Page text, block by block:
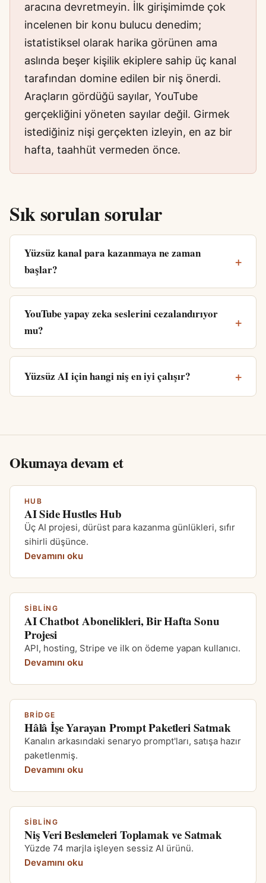
aracına devretmeyin. İlk girişimimde çok
incelenen bir konu bulucu denedim;
istatistiksel olarak harika görünen ama
aslında beşer kişilik ekiplere sahip üç kanal
tarafından domine edilen bir niş önerdi.
Araçların gördüğü sayılar, YouTube
gerçekliğini yöneten sayılar değil. Girmek
istediğiniz nişi gerçekten izleyin, en az bir
hafta, taahhüt vermeden önce.
Sık sorulan sorular
Yüzsüz kanal para kazanmaya ne zaman
başlar?
YouTube yapay zeka seslerini cezalandırıyor
mu?
Yüzsüz AI için hangi niş en iyi çalışır?
Okumaya devam et
HUB
AI Side Hustles Hub
Üç AI projesi, dürüst para kazanma günlükleri, sıfır
sihirli düşünce.
Devamını oku
SIBLING
AI Chatbot Abonelikleri, Bir Hafta Sonu
Projesi
API, hosting, Stripe ve ilk on ödeme yapan kullanıcı.
Devamını oku
BRIDGE
Hâlâ İşe Yarayan Prompt Paketleri Satmak
Kanalın arkasındaki senaryo prompt'ları, satışa hazır
paketlenmiş.
Devamını oku
SIBLING
Niş Veri Beslemeleri Toplamak ve Satmak
Yüzde 74 marjla işleyen sessiz AI ürünü.
Devamını oku